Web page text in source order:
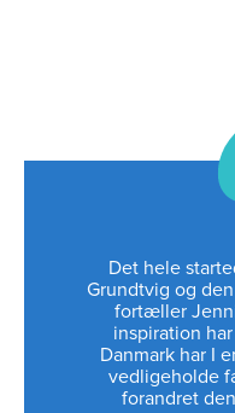
Det hele
Grundtvig og
fortæller
inspiration
Danmark har I
vedligeholde
forandret